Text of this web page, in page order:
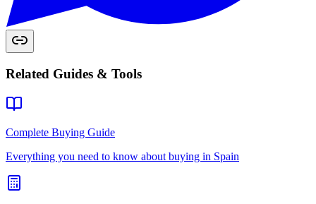
Related Guides & Tools
Complete Buying Guide
Everything you need to know about buying in Spain